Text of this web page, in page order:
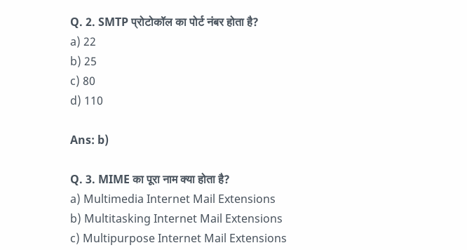
Q. 2. SMTP प्रोटोकॉल का पोर्ट नंबर होता है?
a) 22
b) 25
c) 80
d) 110
Ans: b)
Q. 3. MIME का पूरा नाम क्या होता है?
a) Multimedia Internet Mail Extensions
b) Multitasking Internet Mail Extensions
c) Multipurpose Internet Mail Extensions